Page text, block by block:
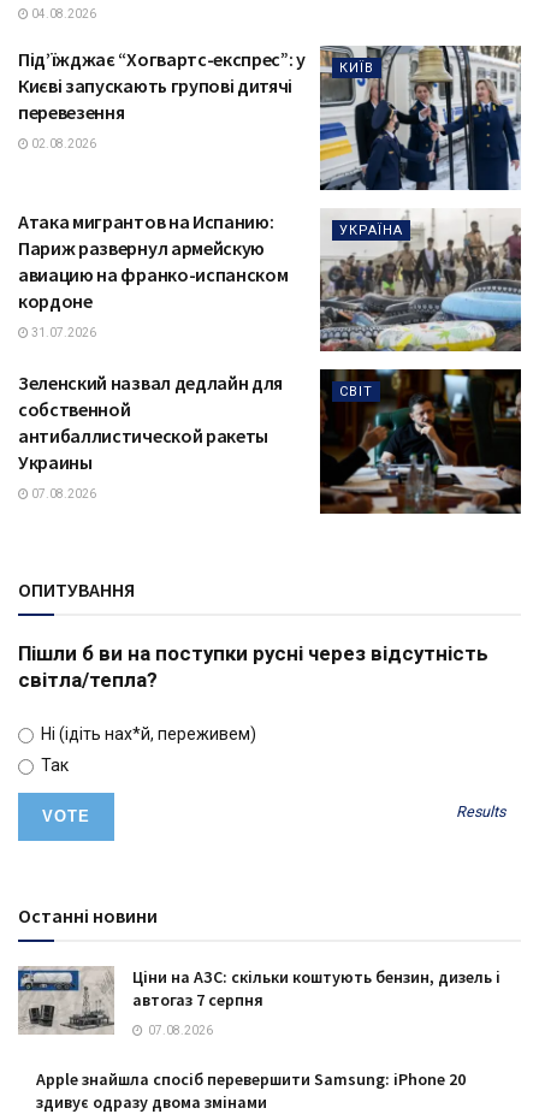
04.08.2026
КИЇВ
Під’їжджає “Хогвартс-експрес”: у
Києві запускають групові дитячі
перевезення
02.08.2026
УКРАЇНА
Атака мигрантов на Испанию:
Париж развернул армейскую
авиацию на франко-испанском
кордоне
31.07.2026
СВІТ
Зеленский назвал дедлайн для
собственной
антибаллистической ракеты
Украины
07.08.2026
ОПИТУВАННЯ
Пішли б ви на поступки русні через відсутність
світла/тепла?
Ні (ідіть нах*й, переживем)
Так
Results
Останні новини
Ціни на АЗС: скільки коштують бензин, дизель і
автогаз 7 серпня
07.08.2026
Apple знайшла спосіб перевершити Samsung: iPhone 20
здивує одразу двома змінами